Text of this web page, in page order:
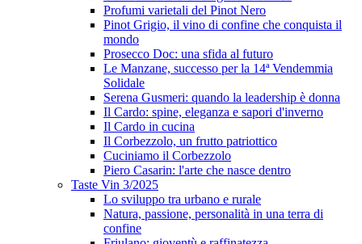
Profumi varietali del Pinot Nero
Pinot Grigio, il vino di confine che conquista il
mondo
Prosecco Doc: una sfida al futuro
Le Manzane, successo per la 14ª Vendemmia
Solidale
Serena Gusmeri: quando la leadership è donna
Il Cardo: spine, eleganza e sapori d'inverno
Il Cardo in cucina
Il Corbezzolo, un frutto patriottico
Cuciniamo il Corbezzolo
Piero Casarin: l'arte che nasce dentro
Taste Vin 3/2025
Lo sviluppo tra urbano e rurale
Natura, passione, personalità in una terra di
confine